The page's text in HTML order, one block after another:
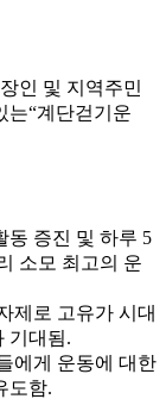
인 및 지역주민
는“계단걷기운
동 증진 및 하루 5
소모 최고의 운
제로 고유가 시대
기대됨.
에게 운동에 대한
도함.